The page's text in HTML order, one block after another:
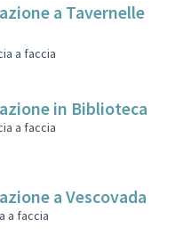
a Tavernelle
a faccia
in Biblioteca
a faccia
a Vescovada
a faccia